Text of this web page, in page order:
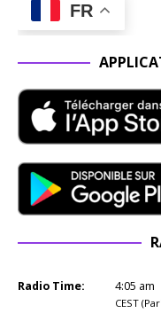
FR
Radio Time: 4:05 am
CEST